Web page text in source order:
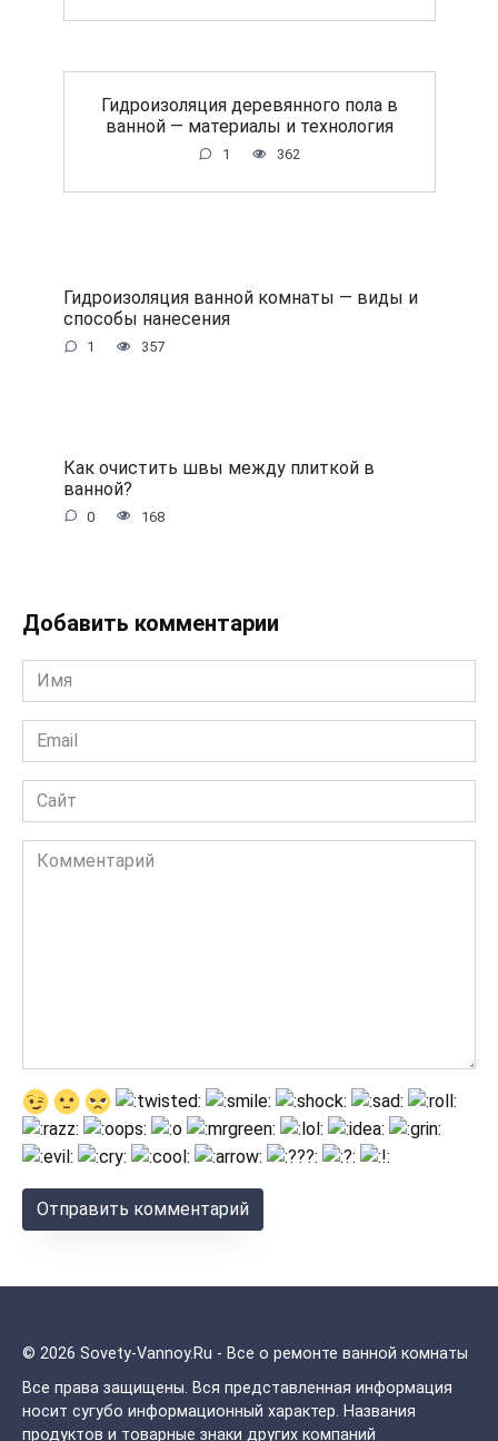
Гидроизоляция деревянного пола в
ванной — материалы и технология
1 362
Гидроизоляция ванной комнаты — виды и
способы нанесения
1 357
Как очистить швы между плиткой в
ванной?
0 168
Добавить комментарии
Имя
*
Email
*
Сайт
Комментарий
© 2026 Sovety-Vannoy.Ru - Все о ремонте ванной комнаты
Все права защищены. Вся представленная информация
носит сугубо информационный характер. Названия
продуктов и товарные знаки других компаний